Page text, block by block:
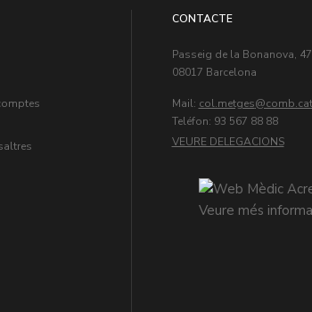
CONTACTE
Passeig de la Bonanova, 47
08017 Barcelona
Mail: col.metges
Teléfon: 93 567 88 88
VEURE DELEGACIONS